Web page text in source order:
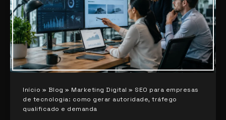
Início » Blog » Marketing Digital » SEO para empresas
de tecnologia: como gerar autoridade, tráfego
qualificado e demanda